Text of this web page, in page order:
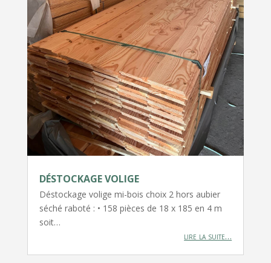
DÉSTOCKAGE VOLIGE
Déstockage volige mi-bois choix 2 hors aubier
séché raboté : • 158 pièces de 18 x 185 en 4 m
soit…
lire la suite…